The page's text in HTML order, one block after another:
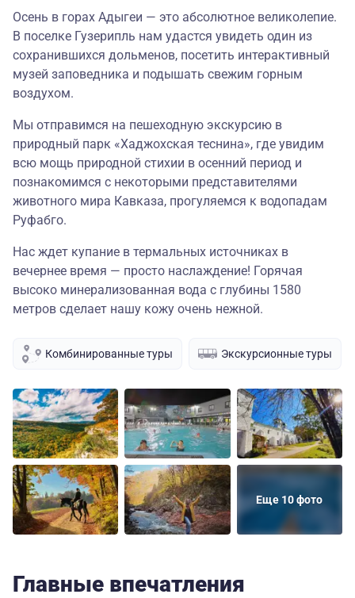
Осень в горах Адыгеи — это абсолютное великолепие.
В поселке Гузерипль нам удастся увидеть один из
сохранившихся дольменов, посетить интерактивный
музей заповедника и подышать свежим горным
воздухом.
Мы отправимся на пешеходную экскурсию в
природный парк «Хаджохская теснина», где увидим
всю мощь природной стихии в осенний период и
познакомимся с некоторыми представителями
животного мира Кавказа, прогуляемся к водопадам
Руфабго.
Нас ждет купание в термальных источниках в
вечернее время — просто наслаждение! Горячая
высоко минерализованная вода с глубины 1580
метров сделает нашу кожу очень нежной.
Комбинированные туры Экскурсионные туры
Еще 10 фото
Главные впечатления